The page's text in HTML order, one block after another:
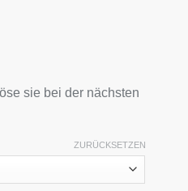
sie bei der nächsten
ZURÜCKSETZEN